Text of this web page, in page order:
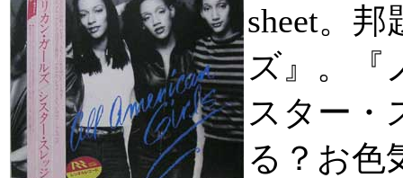
sheet。
ズ』。『
スター・
る？お色